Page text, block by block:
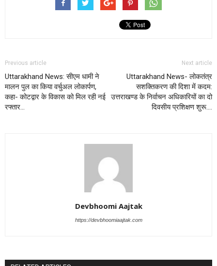
Previous article
Uttarakhand News: सीएम धामी ने
मालन पुल का किया वर्चुअल लोकार्पण,
कहा- कोटद्वार के विकास को मिल रही नई
रफ्तार…
Next article
Uttarakhand News- लोकतंत्र
सशक्तिकरण की दिशा में कदम:
उत्तराखण्ड के निर्वाचन अधिकारियों का दो
दिवसीय प्रशिक्षण शुरू….
Devbhoomi Aajtak
https://devbhoomiaajtak.com